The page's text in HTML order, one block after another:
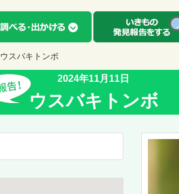
ウスバキトンボ
2024年11月11日
ウスバキトンボ